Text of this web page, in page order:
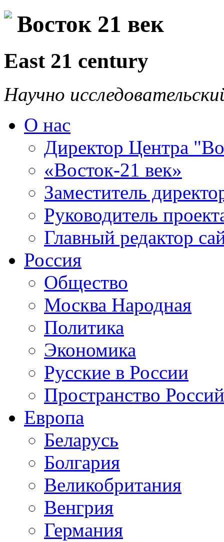
Восток 21 век
East 21 century
Научно
О нас
Директор Центра
«Восток-21 век»
Заместитель
Руководитель
Главный редактор
Россия
Общество
Москва Народная
Политика
Экономика
Русские в России
Пространство
Европа
Беларусь
Болгария
Великобритания
Венгрия
Германия